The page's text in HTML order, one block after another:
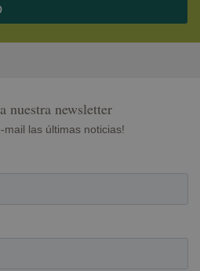
nuestra newsletter
mail las últimas noticias!